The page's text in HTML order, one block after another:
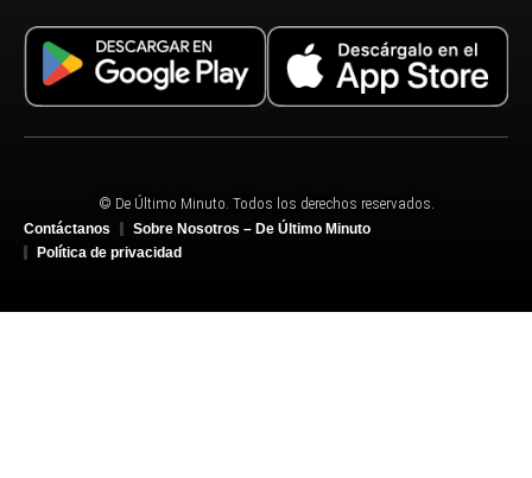
© De Último Minuto. Todos los derechos reservados.
Contáctanos
Sobre Nosotros – De Último Minuto
Política de privacidad